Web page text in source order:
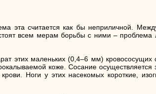
эта считается как бы неприличной.
всем мерам борьбы с ними –
этих маленьких (0,4–6 мм)
коже. Сосание
Ноги у этих насекомых короткие,